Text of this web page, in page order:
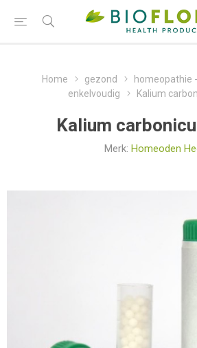
Home gezond
homeopathie
enkelvoudig
Kalium
Kalium
Merk: Homeoden